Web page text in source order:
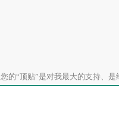
您的“顶贴”是对我最大的支持、